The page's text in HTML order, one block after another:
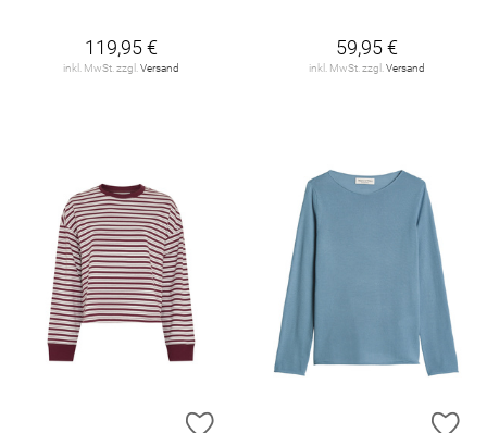
119,95 €
inkl. MwSt. zzgl. Versand
59,95 €
inkl. MwSt. zzgl. Versand
ZUR WUNSCHLISTE HINZUFÜGEN